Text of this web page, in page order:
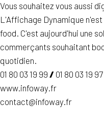
Vous souhaitez vous aussi
L'Affichage Dynamique
food. C'est aujourd'hui une
commerçants souhaitant
quotidien.
01 80 03 19 99 / 01 80 03 19 97
www.infoway.fr
contact@infoway.fr